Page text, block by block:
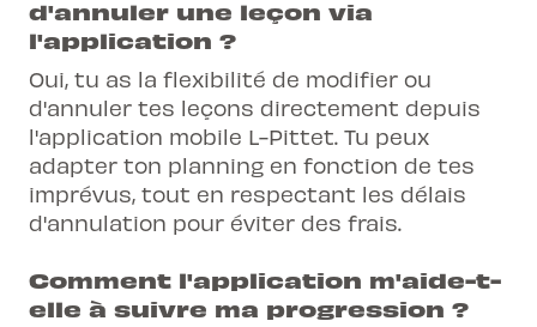
d'annuler une leçon via
l'application ?
Oui, tu as la flexibilité de modifier ou
d'annuler tes leçons directement depuis
l'application mobile L-Pittet. Tu peux
adapter ton planning en fonction de tes
imprévus, tout en respectant les délais
d'annulation pour éviter des frais.
Comment l'application m'aide-t-
elle à suivre ma progression ?